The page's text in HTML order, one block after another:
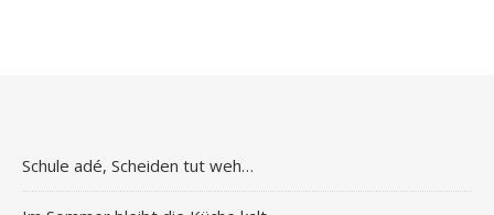
Schule adé, Scheiden tut weh…